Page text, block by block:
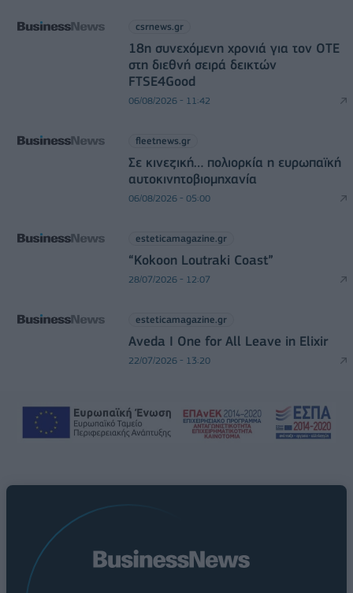
csrnews.gr
18η συνεχόμενη χρονιά για τον ΟΤΕ
στη διεθνή σειρά δεικτών
FTSE4Good
06/08/2026 - 11:42
fleetnews.gr
Σε κινεζική… πολιορκία η ευρωπαϊκή
αυτοκινητοβιομηχανία
06/08/2026 - 05:00
esteticamagazine.gr
“Kokoon Loutraki Coast”
28/07/2026 - 12:07
esteticamagazine.gr
Aveda I One for All Leave in Elixir
22/07/2026 - 13:20